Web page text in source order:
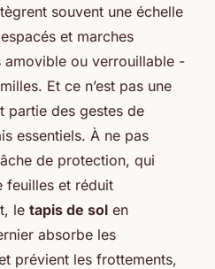
souvent une échelle
et marches
ou verrouillable -
Et ce n’est pas une
partie des gestes de
essentiels. À ne pas
de protection, qui
feuilles et réduit
le tapis de sol en
absorbe les
prévient les frottements,